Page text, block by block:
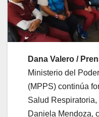
Dana Valero /
Ministerio del
(MPPS) continúa
Salud
Daniela Mendoza,